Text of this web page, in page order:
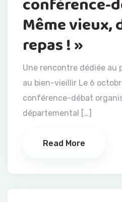
Même vieux,
repas ! »
Une rencontre dédiée au
au bien-vieillir Le 6
conférence-débat
départemental […]
Read More